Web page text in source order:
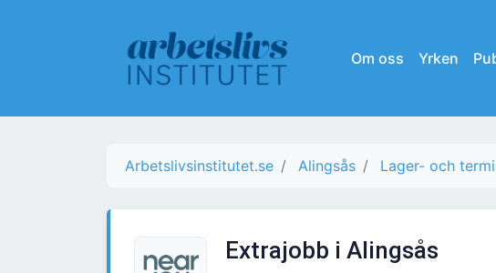
Om oss Yrken
Arbetslivsinstitutet.se Alingsås Lager- och
Extrajobb i Alingsås